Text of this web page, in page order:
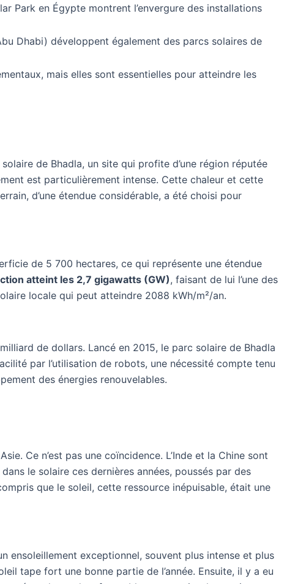
Park en Égypte montrent l’envergure des installations
Dhabi) développent également des parcs solaires de
mais elles sont essentielles pour atteindre les
de Bhadla, un site qui profite d’une région réputée
est particulièrement intense. Cette chaleur et cette
d’une étendue considérable, a été choisi pour
de 5 700 hectares, ce qui représente une étendue
atteint les 2,7 gigawatts (GW), faisant de lui l’une des
locale qui peut atteindre 2088 kWh/m²/an.
de dollars. Lancé en 2015, le parc solaire de Bhadla
par l’utilisation de robots, une nécessité compte tenu
des énergies renouvelables.
Ce n’est pas une coïncidence. L’Inde et la Chine sont
le solaire ces dernières années, poussés par des
que le soleil, cette ressource inépuisable, était une
ensoleillement exceptionnel, souvent plus intense et plus
tape fort une bonne partie de l’année. Ensuite, il y a eu